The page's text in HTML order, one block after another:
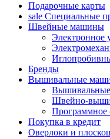
Подарочные карты
sale Специальные
Швейные машины
Электронное
Бренды
Вышивальные
Вышивальные
Швейно-
Программное
Покупка в кредит
Оверлоки и